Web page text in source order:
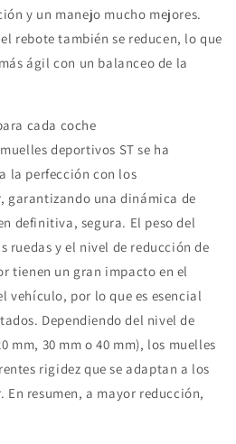
y un manejo mucho mejores.
rebote también se reducen, lo que
ágil con un balanceo de la
cada coche
deportivos ST se ha
la perfección con los
garantizando una dinámica de
definitiva, segura. El peso del
ruedas y el nivel de reducción de
tienen un gran impacto en el
vehículo, por lo que es esencial
Dependiendo del nivel de
mm, 30 mm o 40 mm), los muelles
rigidez que se adaptan a los
resumen, a mayor reducción,